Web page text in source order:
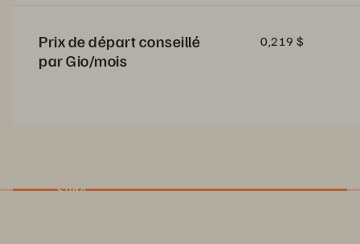
Prix de départ conseillé
par Gio/mois
0,219 $
Slide